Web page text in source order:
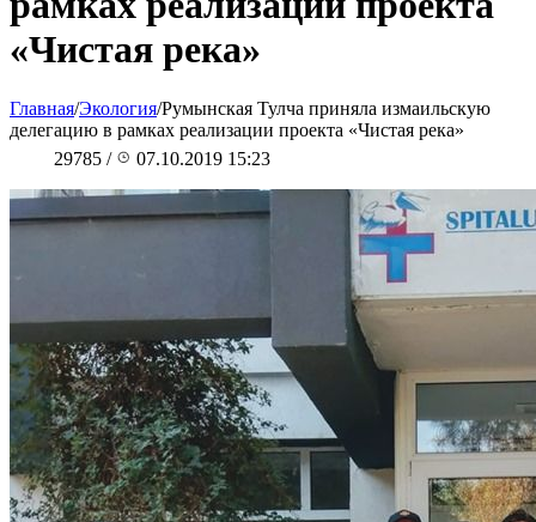
«Чистая река»
Главная/Экология/Румынская Тулча приняла измаильскую
делегацию в рамках реализации проекта «Чистая река»
29785 / 07.10.2019 15:23